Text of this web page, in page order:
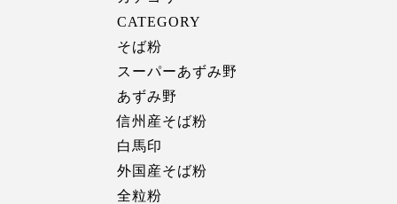
CATEGORY
そば粉
スーパーあずみ野
あずみ野
信州産そば粉
白馬印
外国産そば粉
全粒粉